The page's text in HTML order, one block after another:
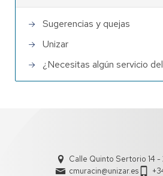
Sugerencias y quejas
Unizar
¿Necesitas algún servicio
Calle Quinto Sertorio 14 -
cmuracin@unizar.es